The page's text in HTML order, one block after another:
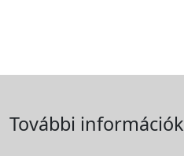
További információk